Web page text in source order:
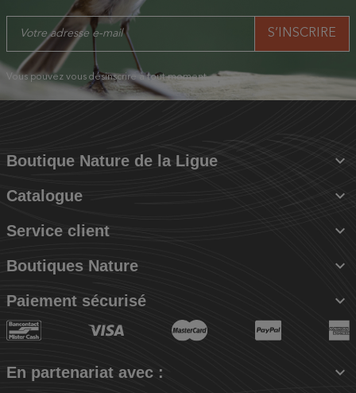
Vous pouvez vous désinscrire à tout moment.
Boutique Nature de la Ligue 
Catalogue 
Service client 
Boutiques Nature 
Paiement sécurisé 
En partenariat avec : 